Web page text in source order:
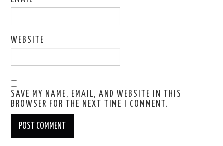
WEBSITE
SAVE MY NAME, EMAIL, AND WEBSITE IN THIS
BROWSER FOR THE NEXT TIME I COMMENT.